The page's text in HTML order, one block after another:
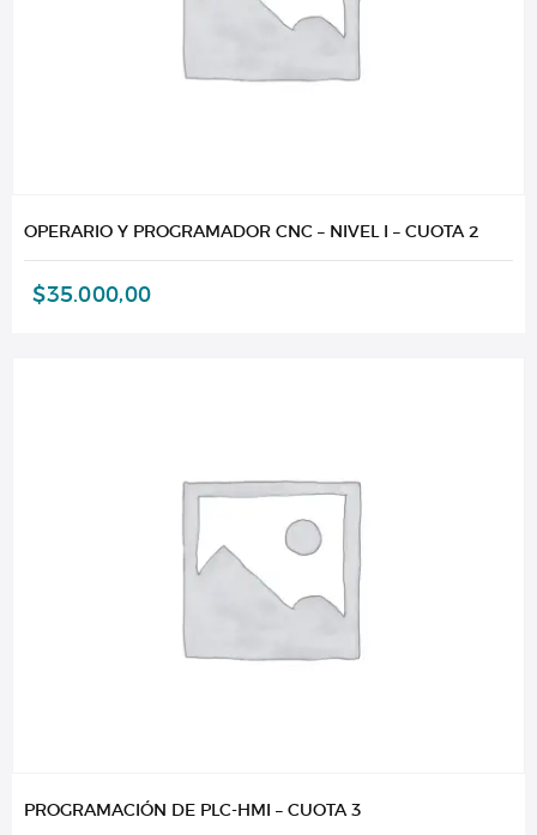
OPERARIO Y PROGRAMADOR CNC – NIVEL I – CUOTA 2
$35.000,00
PROGRAMACIÓN DE PLC-HMI – CUOTA 3